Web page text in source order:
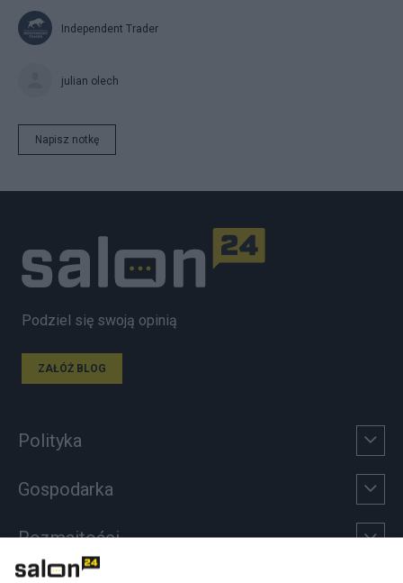
Independent Trader
julian olech
Napisz notkę
Podziel się swoją opinią
ZAŁÓŻ BLOG
Polityka
Gospodarka
Rozmaitości